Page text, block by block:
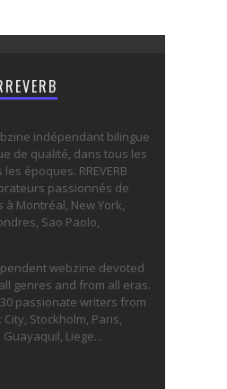
indépendant bilingue
de qualité, dans tous les
époques. RREVERB
passionnés de
Montréal, New York,
Sao Paolo,
webzine devoted
genres and from all eras.
30 passionate writers from
Stockholm, Paris,
Liege...